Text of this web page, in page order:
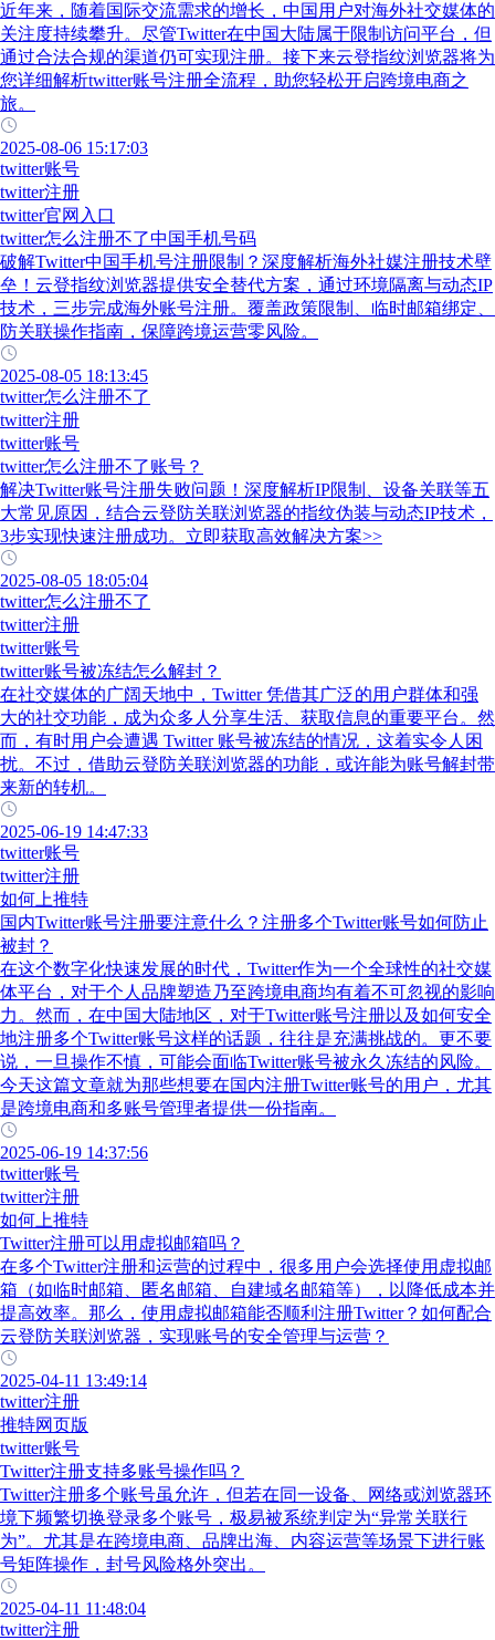
近年来，随着国际交流需求的增长，中国用户对海外社交媒体的
关注度持续攀升。尽管Twitter在中国大陆属于限制访问平台，但
通过合法合规的渠道仍可实现注册。接下来云登指纹浏览器将为
您详细解析twitter账号注册全流程，助您轻松开启跨境电商之
旅。
2025-08-06 15:17:03
twitter账号
twitter注册
twitter官网入口
twitter怎么注册不了中国手机号码
破解Twitter中国手机号注册限制？深度解析海外社媒注册技术壁
垒！云登指纹浏览器提供安全替代方案，通过环境隔离与动态IP
技术，三步完成海外账号注册。覆盖政策限制、临时邮箱绑定、
防关联操作指南，保障跨境运营零风险。
2025-08-05 18:13:45
twitter怎么注册不了
twitter注册
twitter账号
twitter怎么注册不了账号？
解决Twitter账号注册失败问题！深度解析IP限制、设备关联等五
大常见原因，结合云登防关联浏览器的指纹伪装与动态IP技术，
3步实现快速注册成功。立即获取高效解决方案>>
2025-08-05 18:05:04
twitter怎么注册不了
twitter注册
twitter账号
twitter账号被冻结怎么解封？
在社交媒体的广阔天地中，Twitter 凭借其广泛的用户群体和强
大的社交功能，成为众多人分享生活、获取信息的重要平台。然
而，有时用户会遭遇 Twitter 账号被冻结的情况，这着实令人困
扰。不过，借助云登防关联浏览器的功能，或许能为账号解封带
来新的转机。
2025-06-19 14:47:33
twitter账号
twitter注册
如何上推特
国内Twitter账号注册要注意什么？注册多个Twitter账号如何防止
被封？
在这个数字化快速发展的时代，Twitter作为一个全球性的社交媒
体平台，对于个人品牌塑造乃至跨境电商均有着不可忽视的影响
力。然而，在中国大陆地区，对于Twitter账号注册以及如何安全
地注册多个Twitter账号这样的话题，往往是充满挑战的。更不要
说，一旦操作不慎，可能会面临Twitter账号被永久冻结的风险。
今天这篇文章就为那些想要在国内注册Twitter账号的用户，尤其
是跨境电商和多账号管理者提供一份指南。
2025-06-19 14:37:56
twitter账号
twitter注册
如何上推特
Twitter注册可以用虚拟邮箱吗？
在多个Twitter注册和运营的过程中，很多用户会选择使用虚拟邮
箱（如临时邮箱、匿名邮箱、自建域名邮箱等），以降低成本并
提高效率。那么，使用虚拟邮箱能否顺利注册Twitter？如何配合
云登防关联浏览器，实现账号的安全管理与运营？
2025-04-11 13:49:14
twitter注册
推特网页版
twitter账号
Twitter注册支持多账号操作吗？
Twitter注册多个账号虽允许，但若在同一设备、网络或浏览器环
境下频繁切换登录多个账号，极易被系统判定为“异常关联行
为”。尤其是在跨境电商、品牌出海、内容运营等场景下进行账
号矩阵操作，封号风险格外突出。
2025-04-11 11:48:04
twitter注册